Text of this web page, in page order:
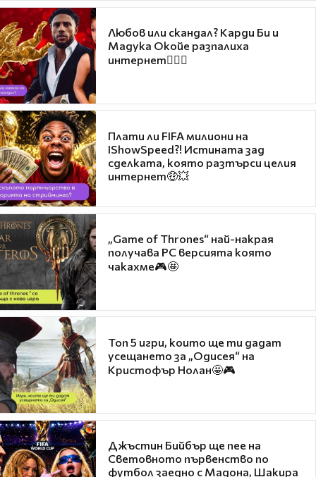
Любов или скандал? Карди Би и
Мадука Окойе разпалиха
интернет❤️‍🔥🔥
Плати ли FIFA милиони на
IShowSpeed?! Истината зад
сделката, която разтърси целия
интернет🤑💥
„Game of Thrones“ най-накрая
получава PC версията която
чакахме🎮🤩
Топ 5 игри, които ще ти дадат
усещането за „Одисея“ на
Кристофър Нолан🤩🎮
Джъстин Бийбър ще пее на
Световното първенство по
футбол заедно с Мадона, Шакира